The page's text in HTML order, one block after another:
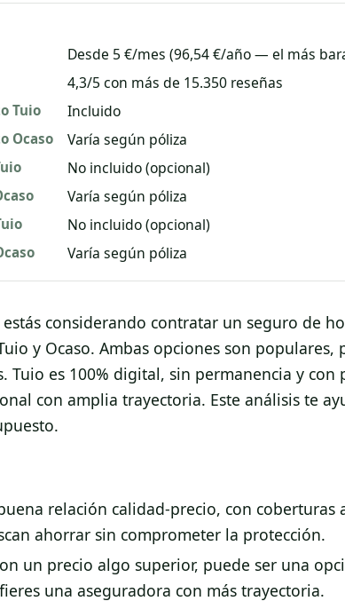
Desde 5 €/mes (96,54 €/año — el más
4,3/5 con más de 15.350 reseñas
Tuio Incluido
Ocaso Varía según póliza
No incluido (opcional)
Varía según póliza
No incluido (opcional)
Varía según póliza
considerando contratar un seguro de
y Ocaso. Ambas opciones son
Tuio es 100% digital, sin permanencia y
con amplia trayectoria. Este análisis te
relación calidad-precio, con
ahorrar sin comprometer la protección.
un precio algo superior, puede ser una
una aseguradora con más trayectoria.